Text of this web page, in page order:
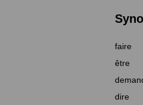
faire
être
dire